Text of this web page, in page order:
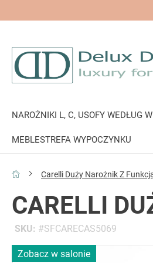
NAROŻNIKI L, C, USOFY WEDŁUG
MEBLESTREFA WYPOCZYNKU
Carelli Duży Narożnik Z
CARELLI
SKU
SFCARECAS5069
Przejdź
Zobacz w salonie